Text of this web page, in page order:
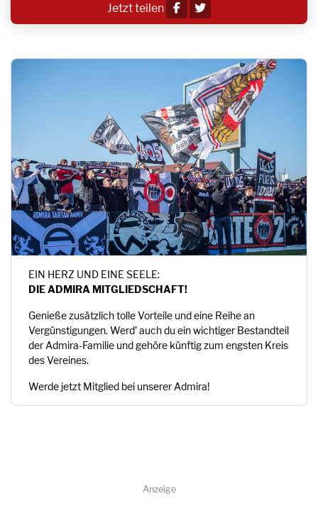
Jetzt teilen
EIN HERZ UND EINE SEELE:
DIE ADMIRA MITGLIEDSCHAFT!
Genieße zusätzlich tolle Vorteile und eine Reihe an
Vergünstigungen. Werd’ auch du ein wichtiger Bestandteil
der Admira-Familie und gehöre künftig zum engsten Kreis
des Vereines.
Werde jetzt Mitglied bei unserer Admira!
Anzeige